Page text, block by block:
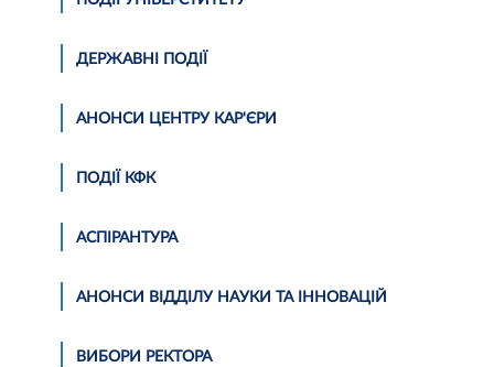
ДЕРЖАВНІ ПОДІЇ
АНОНСИ ЦЕНТРУ КАР'ЄРИ
ПОДІЇ КФК
АСПІРАНТУРА
АНОНСИ ВІДДІЛУ НАУКИ ТА ІННОВАЦІЙ
ВИБОРИ РЕКТОРА